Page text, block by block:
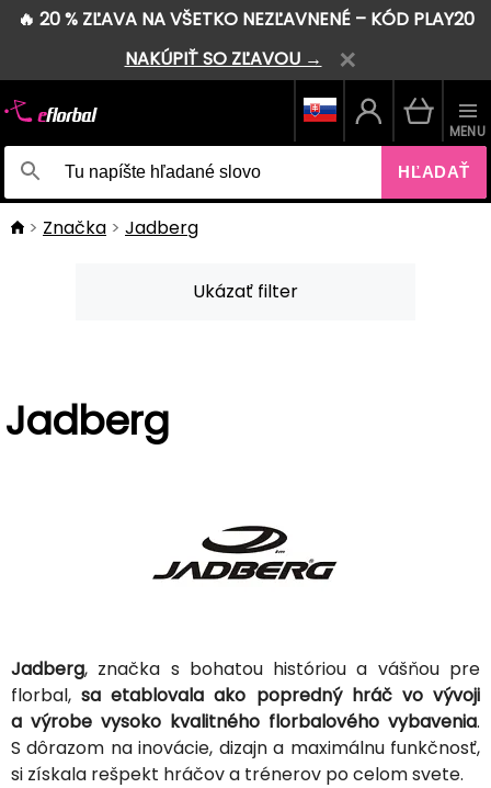
🔥 20 % ZĽAVA NA VŠETKO NEZĽAVNENÉ – KÓD PLAY20
NAKÚPIŤ SO ZĽAVOU →
HĽADAŤ
MENU
Značka Jadberg
Ukázať filter
Jadberg
Jadberg, značka s bohatou históriou a vášňou pre
florbal,sa etablovala ako popredný hráč vo vývoji
a výrobe vysoko kvalitného florbalového vybavenia.
S dôrazom na inovácie, dizajn a maximálnu funkčnosť,
si získala rešpekt hráčov a trénerov po celom svete.